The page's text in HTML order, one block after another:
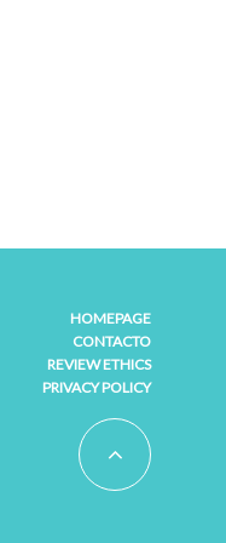
HOMEPAGE
CONTACTO
REVIEW ETHICS
PRIVACY POLICY